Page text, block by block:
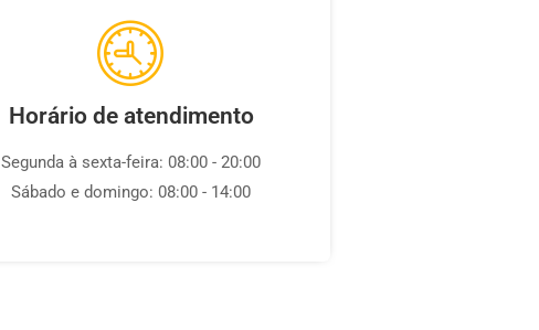
Horário de atendimento
Segunda à sexta-feira: 08:00 - 20:00
Sábado e domingo: 08:00 - 14:00